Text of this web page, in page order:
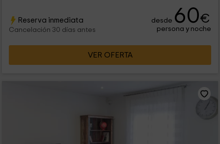
Reserva inmediata
Cancelación 30 días antes
desde 60€
persona y noche
VER OFERTA